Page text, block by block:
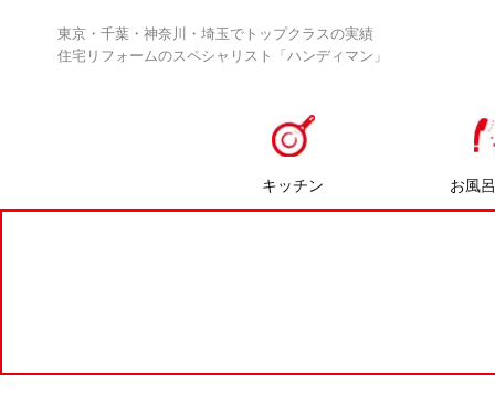
東京・千葉・神奈川・埼玉でトップクラスの実績
住宅リフォームのスペシャリスト「ハンディマン」
キッチン お風